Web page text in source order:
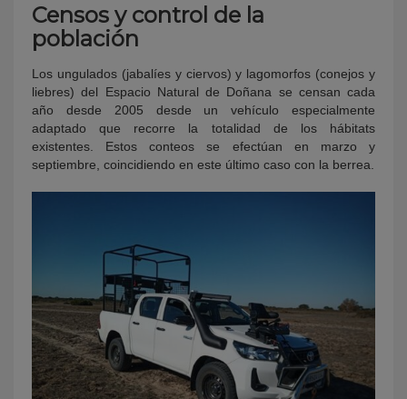
Censos y control de la
población
Los ungulados (jabalíes y ciervos) y lagomorfos (conejos y
liebres) del Espacio Natural de Doñana se censan cada
año desde 2005 desde un vehículo especialmente
adaptado que recorre la totalidad de los hábitats
existentes. Estos conteos se efectúan en marzo y
septiembre, coincidiendo en este último caso con la berrea.